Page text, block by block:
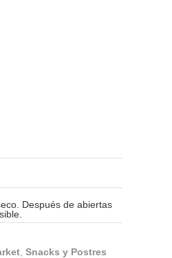
Después de abiertas
Snacks y Postres